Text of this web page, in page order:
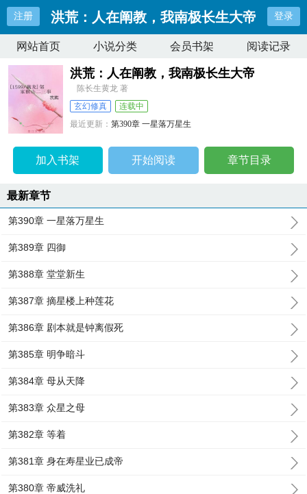
注册 洪荒：人在阐教，我南极长生大帝 登录
网站首页 小说分类 会员书架 阅读记录
洪荒：人在阐教，我南极长生大帝
陈长生黄龙 著
玄幻修真
连载中
最近更新：第390章 一星落万星生
加入书架 开始阅读 章节目录
最新章节
第390章 一星落万星生
第389章 四御
第388章 堂堂新生
第387章 摘星楼上种莲花
第386章 剧本就是钟离假死
第385章 明争暗斗
第384章 母从天降
第383章 众星之母
第382章 等着
第381章 身在寿星业已成帝
第380章 帝威洗礼